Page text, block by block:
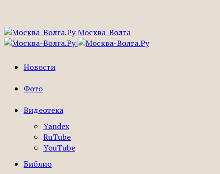
Москва-Волга
Новости
Фото
Видеотека
Yandex
RuTube
YouTube
Библио